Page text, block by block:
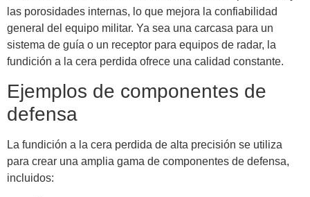
las porosidades internas, lo que mejora la confiabilidad
general del equipo militar. Ya sea una carcasa para un
sistema de guía o un receptor para equipos de radar, la
fundición a la cera perdida ofrece una calidad constante.
Ejemplos de componentes de
defensa
La fundición a la cera perdida de alta precisión se utiliza
para crear una amplia gama de componentes de defensa,
incluidos: